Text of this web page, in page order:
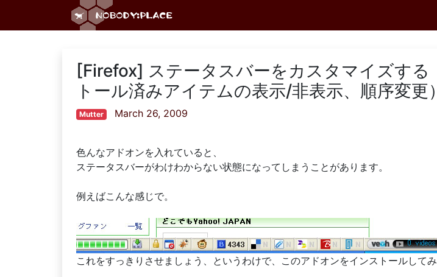
[Firefox] ステータスバーをカスタマイズする
トール済みアイテムの表示/非表示、順序変更）
Mutter March 26, 2009
色んなアドオンを入れていると、
ステータスバーがわけわからない状態になってしまうことがあります。
例えばこんな感じで。
これをすっきりさせましょう、というわけで、このアドオンをインストールしてみ